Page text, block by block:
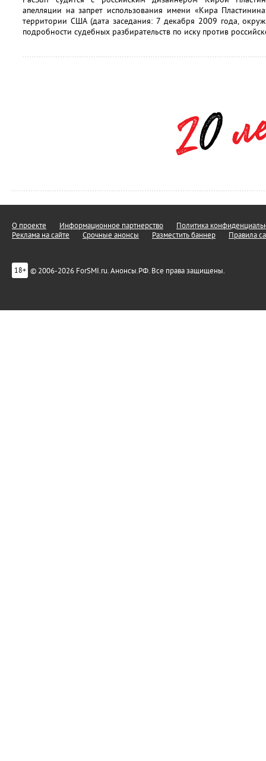
апелляции на запрет использования имени «Кира
территории США (дата заседания: 7 декабря 2009 года,
подробности судебных разбирательств по иску против
О проекте Информационное партнерство
Политика
Реклама на сайте
Срочные анонсы Разместить баннер Правила
18+ © 2006-2026 ForSMI.ru. Анонсы.РФ. Все права защищены.